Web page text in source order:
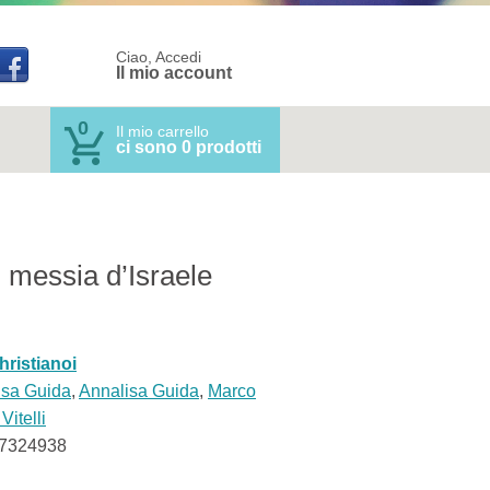
Ciao, Accedi
Il mio account
0 Il mio carrello
ci sono 0 prodotti
d’Israele
Guida, Annalisa Guida, Marco